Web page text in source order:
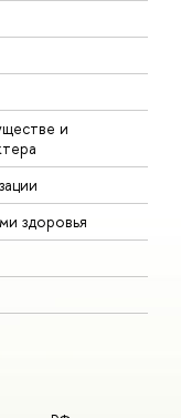
и
здоровья